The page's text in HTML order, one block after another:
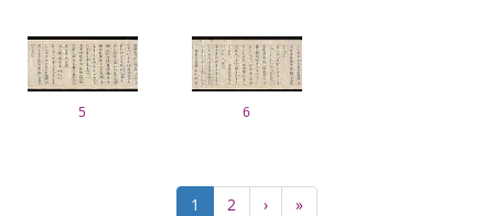
5 6
Current
1 Page
2
Next
›
Last
»